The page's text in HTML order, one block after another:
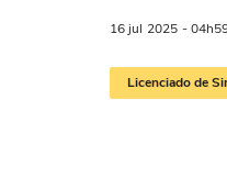
16 jul 2025 -
Licenciado de